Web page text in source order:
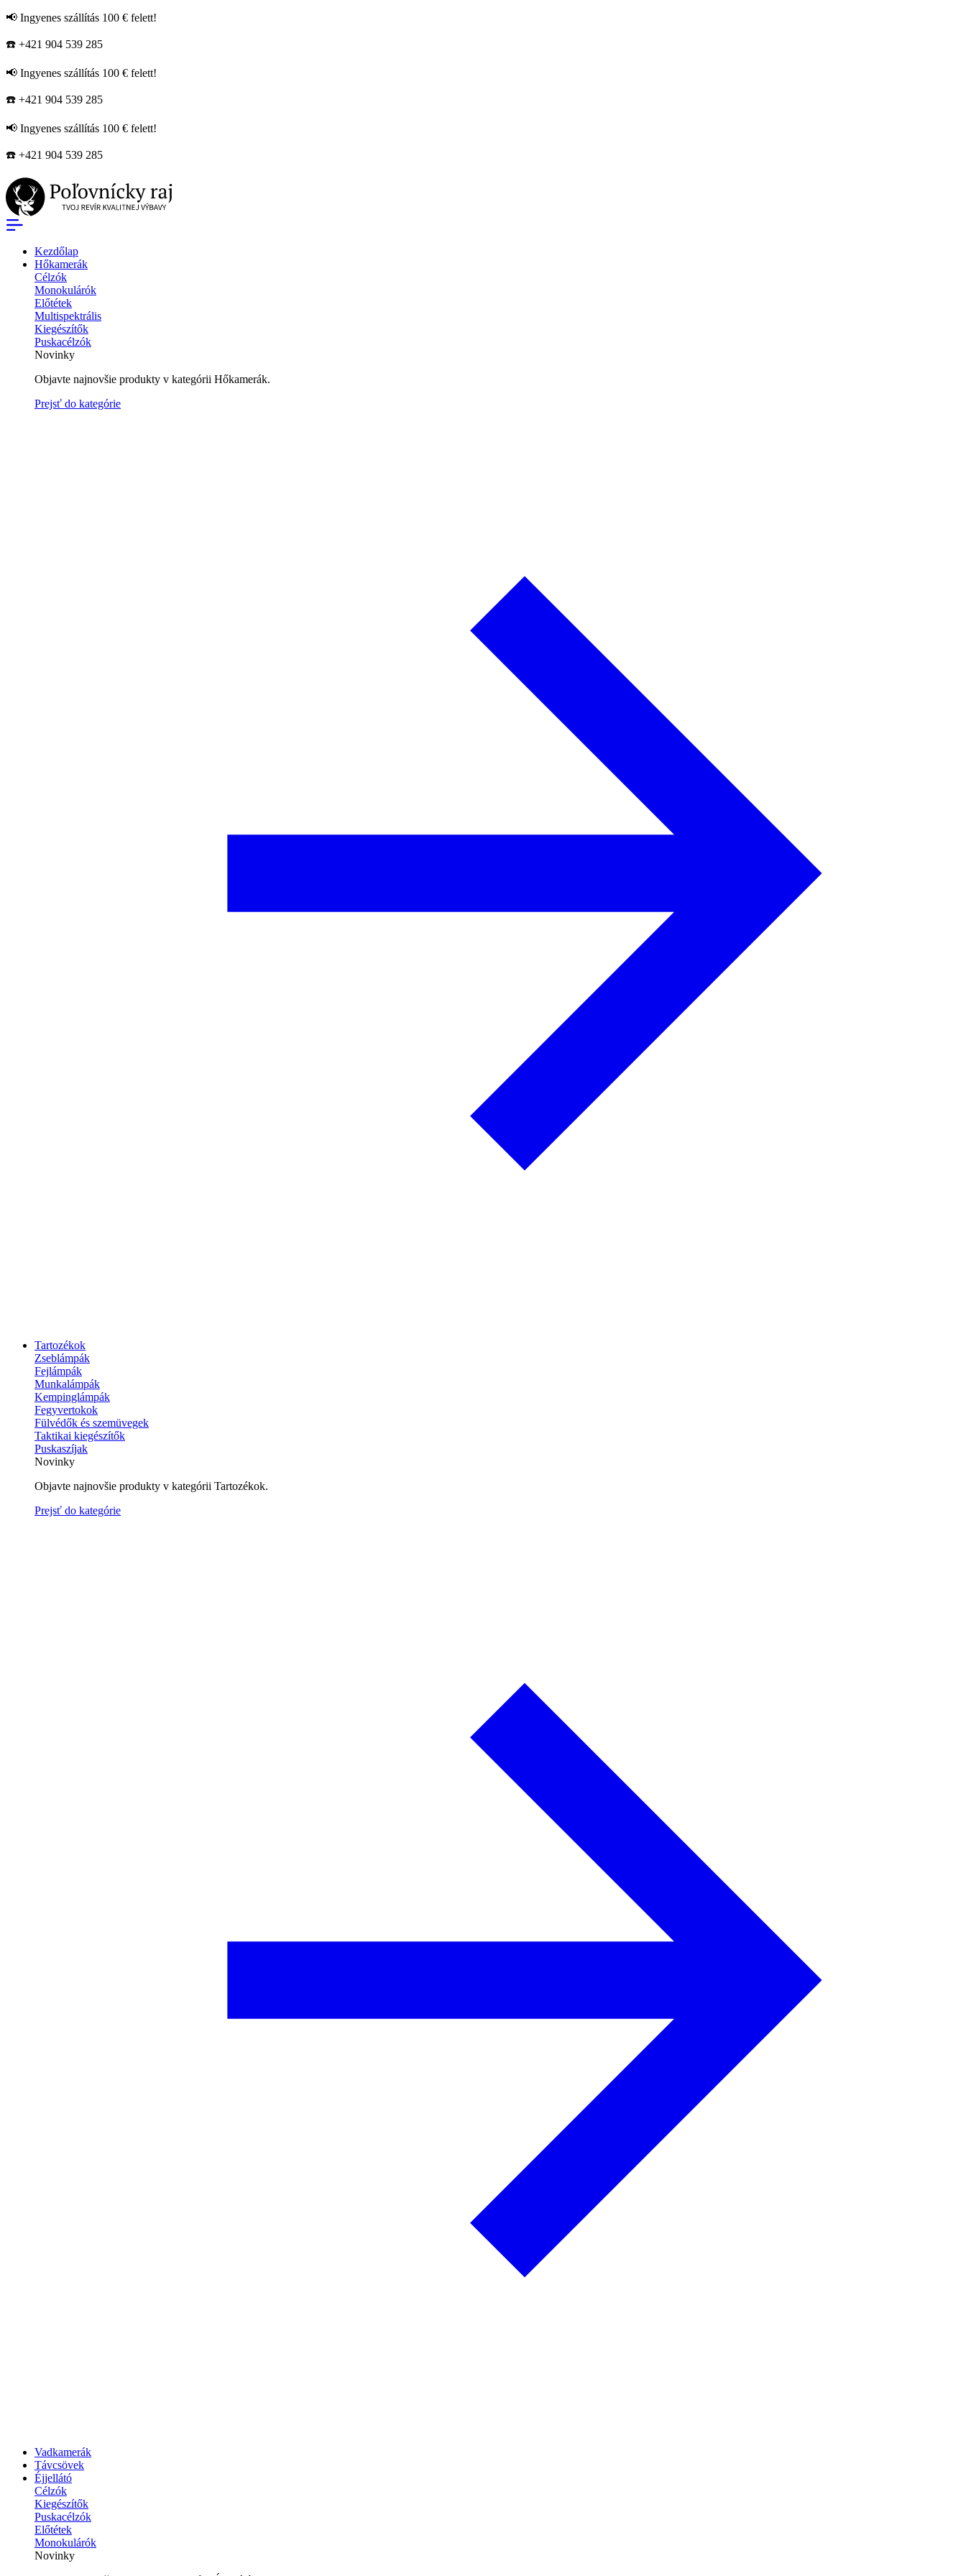
📢 Ingyenes szállítás 100 € felett!
☎️ +421 904 539 285
📢 Ingyenes szállítás 100 € felett!
☎️ +421 904 539 285
📢 Ingyenes szállítás 100 € felett!
☎️ +421 904 539 285
Kezdőlap
Hőkamerák
Célzók
Monokulárók
Előtétek
Multispektrális
Kiegészítők
Puskacélzók
Novinky
Objavte najnovšie produkty v kategórii Hőkamerák.
Prejsť do kategórie
Tartozékok
Zseblámpák
Fejlámpák
Munkalámpák
Kempinglámpák
Fegyvertokok
Fülvédők és szemüvegek
Taktikai kiegészítők
Puskaszíjak
Novinky
Objavte najnovšie produkty v kategórii Tartozékok.
Prejsť do kategórie
Vadkamerák
Távcsövek
Éjjellátó
Célzók
Kiegészítők
Puskacélzók
Előtétek
Monokulárók
Novinky